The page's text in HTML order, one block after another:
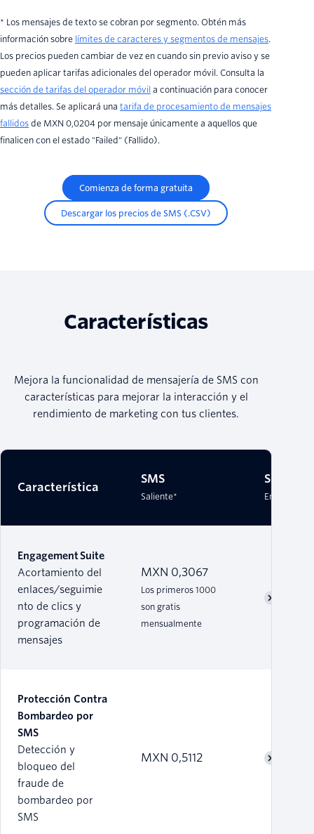
* Los mensajes de texto se cobran por segmento. Obtén más
información sobre límites de caracteres y segmentos de mensajes.
Los precios pueden cambiar de vez en cuando sin previo aviso y se
pueden aplicar tarifas adicionales del operador móvil. Consulta la
sección de tarifas del operador móvil a continuación para conocer
más detalles. Se aplicará una tarifa de procesamiento de mensajes
fallidos de MXN 0,0204 por mensaje únicamente a aquellos que
finalicen con el estado "Failed" (Fallido).
Comienza de forma gratuita
Descargar los precios de SMS (.CSV)
Características
Mejora la funcionalidad de mensajería de SMS con
características para mejorar la interacción y el
rendimiento de marketing con tus clientes.
Característica
SMS
Saliente*
SMS
Entrante*
Engagement Suite
Acortamiento del
enlaces/seguimie
nto de clics y
programación de
mensajes
MXN 0,3067
Los primeros 1000
son gratis
mensualmente
Protección Contra
Bombardeo por
SMS
Detección y
bloqueo del
fraude de
bombardeo por
SMS
MXN 0,5112